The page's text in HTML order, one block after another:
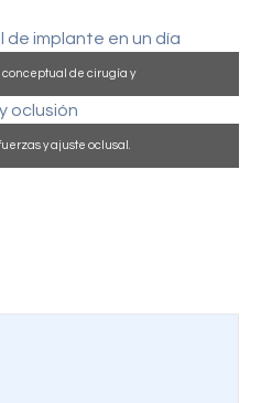
de cirugía y
y ajuste oclusal.